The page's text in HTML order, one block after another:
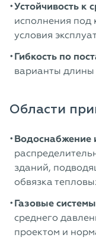
Устойчивость к
исполнения под
условия
Гибкость по
варианты длины
Области
Водоснабжение
зданий,
обвязка
Газовые
среднего
проектом и